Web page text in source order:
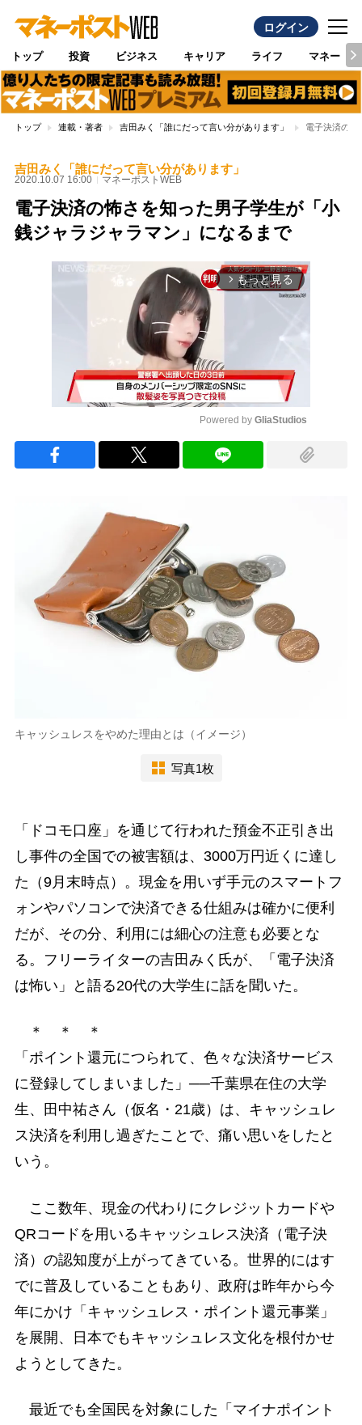
ログイン
トップ 投資 ビジネス キャリア ライフ マネー
トップ 連載・著者 吉田みく「誰にだって言い分があります」 電子決済の怖
吉田みく「誰にだって言い分があります」
2020.10.07 16:00 マネーポストWEB
電子決済の怖さを知った男子学生が「小
銭ジャラジャラマン」になるまで
arrow_forward_ios もっと見る
Powered by GliaStudios
キャッシュレスをやめた理由とは（イメージ）
写真1枚
「ドコモ口座」を通じて行われた預金不正引き出
し事件の全国での被害額は、3000万円近くに達し
た（9月末時点）。現金を用いず手元のスマートフ
ォンやパソコンで決済できる仕組みは確かに便利
だが、その分、利用には細心の注意も必要とな
る。フリーライターの吉田みく氏が、「電子決済
は怖い」と語る20代の大学生に話を聞いた。
＊ ＊ ＊
「ポイント還元につられて、色々な決済サービス
に登録してしまいました」──千葉県在住の大学
生、田中祐さん（仮名・21歳）は、キャッシュレ
ス決済を利用し過ぎたことで、痛い思いをしたと
いう。
ここ数年、現金の代わりにクレジットカードや
QRコードを用いるキャッシュレス決済（電子決
済）の認知度が上がってきている。世界的にはす
でに普及していることもあり、政府は昨年から今
年にかけ「キャッシュレス・ポイント還元事業」
を展開、日本でもキャッシュレス文化を根付かせ
ようとしてきた。
最近でも全国民を対象にした「マイナポイント